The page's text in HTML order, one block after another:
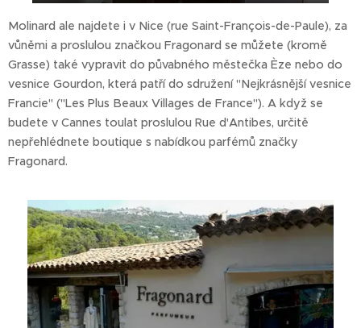
Molinard ale najdete i v Nice (rue Saint-François-de-Paule), za
vůněmi a proslulou značkou Fragonard se můžete (kromě
Grasse) také vypravit do půvabného městečka Èze nebo do
vesnice Gourdon, která patří do sdružení "Nejkrásnější vesnice
Francie" ("Les Plus Beaux Villages de France"). A když se
budete v Cannes toulat proslulou Rue d'Antibes, určitě
nepřehlédnete boutique s nabídkou parfémů značky
Fragonard.